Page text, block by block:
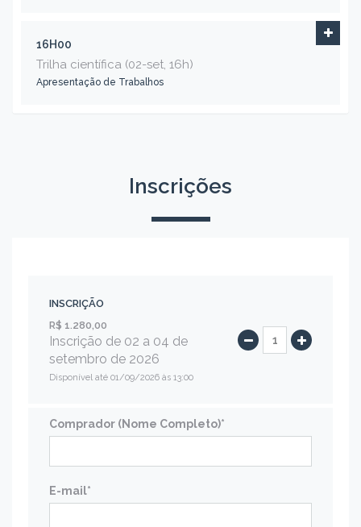
16H00
Trilha científica (02-set, 16h)
Apresentação de Trabalhos
Inscrições
INSCRIÇÃO
R$ 1.280,00
Inscrição de 02 a 04 de
setembro de 2026
Disponível até 01/09/2026 às 13:00
Comprador (Nome Completo)*
E-mail*